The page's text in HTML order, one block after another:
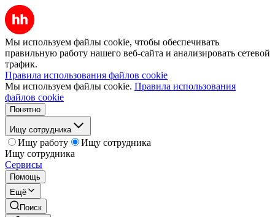
Мы используем файлы cookie, чтобы обеспечивать
правильную работу нашего веб-сайта и анализировать сетевой
трафик.
Правила использования файлов cookie
Мы используем файлы cookie. Правила использования
файлов cookie
Понятно
Ищу сотрудника
Ищу работу
Ищу сотрудника
Ищу сотрудника
Сервисы
Помощь
Ещё
Поиск